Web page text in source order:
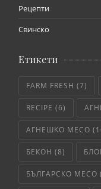
Рецепти
Свинско
Етикети
FARM FRESH (7)
RECIPE (6)
АГНЕШКО МЕСО
БЕКОН (8)
БЪЛГАРСКО МЕСО